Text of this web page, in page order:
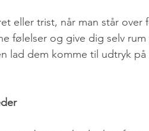
eller trist, når man står over
følelser og give dig selv
lad dem komme til udtryk